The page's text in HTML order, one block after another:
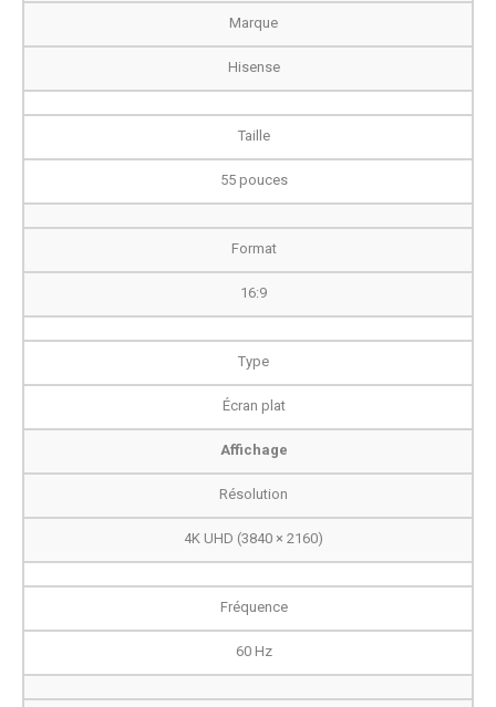
Marque
Hisense
Taille
55 pouces
Format
16:9
Type
Écran plat
Affichage
Résolution
4K UHD (3840 × 2160)
Fréquence
60 Hz